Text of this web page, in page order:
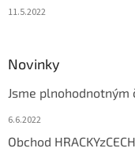
11.5.2022
Novinky
Jsme
6.6.2022
Obchod